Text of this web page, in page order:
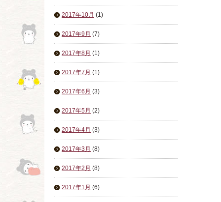
2017年10月 (1)
2017年9月 (7)
2017年8月 (1)
2017年7月 (1)
2017年6月 (3)
2017年5月 (2)
2017年4月 (3)
2017年3月 (8)
2017年2月 (8)
2017年1月 (6)